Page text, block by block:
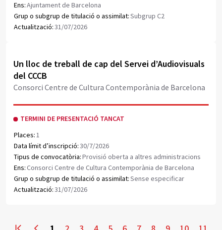
Ens:Ajuntament de Barcelona
Grup o subgrup de titulació o assimilat:Subgrup C2
Actualització:31/07/2026
Obrir document PDF
Un lloc de treball de cap del Servei d’Audiovisuals
del CCCB
Consorci Centre de Cultura Contemporània de Barcelona
TERMINI DE PRESENTACIÓ TANCAT
Places:1
Data límit d’inscripció:30/7/2026
Tipus de convocatòria:Provisió oberta a altres administracions
Ens:Consorci Centre de Cultura Contemporània de Barcelona
Grup o subgrup de titulació o assimilat:Sense especificar
Actualització:31/07/2026